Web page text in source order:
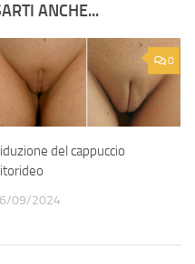
ANCHE...
0
del cappuccio
09/2024